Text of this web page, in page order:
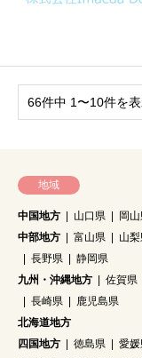
66件中 1〜10件を
地域
中国地方 山口県 岡
中部地方
富山県 山
長野県
静岡県
九州・沖縄地方
佐賀県
長崎県
鹿児島県
北海道地方
四国地方
徳島県 愛